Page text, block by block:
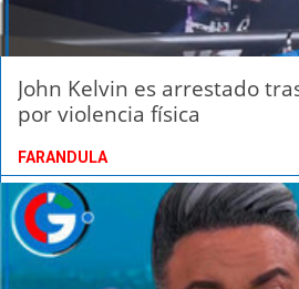
John Kelvin es arrestado
por violencia física
FARANDULA